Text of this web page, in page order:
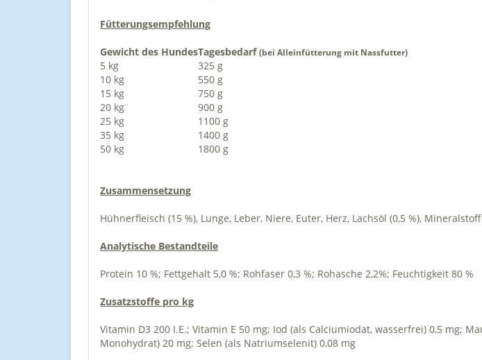
Fütterungsempfehlung
Gewicht des HundesTagesbedarf(bei Alleinfütterung mit Nassfutter)
5 kg
325 g
10 kg
550 g
15 kg
750 g
20 kg
900 g
25 kg
1100 g
35 kg
1400 g
50 kg
1800 g
Zusammensetzung
Hühnerfleisch (15 %), Lunge, Leber, Niere, Euter, Herz, Lachsöl (0,5 %),
Analytische Bestandteile
Protein 10 %; Fettgehalt 5,0 %; Rohfaser 0,3 %; Rohasche 2,2%; Feuchtigkeit 80 %
Zusatzstoffe pro kg
Vitamin D3 200 I.E.; Vitamin E 50 mg; Iod (als Calciumiodat, wasserfrei) 0,5 mg;
Monohydrat) 20 mg; Selen (als Natriumselenit) 0,08 mg